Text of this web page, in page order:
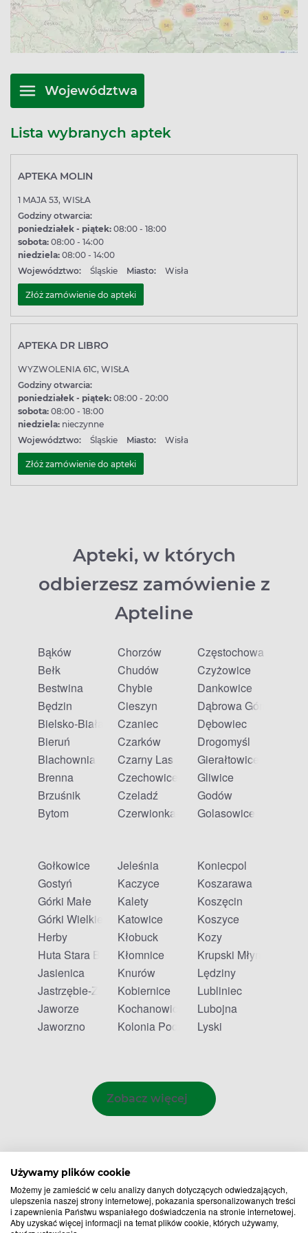
Używamy plików cookie
Możemy je zamieścić w celu analizy danych dotyczących odwiedzających,
ulepszenia naszej strony internetowej, pokazania spersonalizowanych treści
i zapewnienia Państwu wspaniałego doświadczenia na stronie internetowej.
Aby uzyskać więcej informacji na temat plików cookie, których używamy,
w ciągu 24h od zamówienia będziesz mógł cieszyć się z
wybranych produktów. Dostawa do apteki w Wiśle jest
bezpłatna bez względu na wielkość zamówienia. Na
Sprawdź adresy i godziny otwarcia aptek w Wiśle, które
współpracują z Apteline.pl. Zapomnij o niewygodzie i
Województwa
Lista wybranych aptek
APTEKA MOLIN
1 MAJA 53, WISŁA
Godziny otwarcia:
poniedziałek - piątek: 08:00 - 18:00
sobota: 08:00 - 14:00
niedziela: 08:00 - 14:00
Województwo:
Śląskie Miasto: Wisła
Złóż zamówienie do apteki
APTEKA DR LIBRO
WYZWOLENIA 61C, WISŁA
Godziny otwarcia:
poniedziałek - piątek: 08:00 - 20:00
sobota: 08:00 - 18:00
niedziela: nieczynne
Województwo:
Śląskie Miasto: Wisła
Złóż zamówienie do apteki
Apteki, w których
odbierzesz zamówienie z
Apteline
Bąków
Bełk
Bestwina
Będzin
Bielsko-Biała
Bieruń
Blachownia
Brenna
Brzuśnik
Bytom
Chorzów
Chudów
Chybie
Cieszyn
Czaniec
Czarków
Czarny Las
Czechowice-Dziedzice
Czeladź
Czerwionka-Leszczyny
Częstochowa
Czyżowice
Dankowice
Dąbrowa Górnicza
Dębowiec
Drogomyśl
Gierałtowice
Gliwice
Godów
Golasowice
Gołkowice
Gostyń
Górki Małe
Górki Wielkie
Herby
Huta Stara B
Jasienica
Jastrzębie-Zdrój
Jaworze
Jaworzno
Jeleśnia
Kaczyce
Kalety
Katowice
Kłobuck
Kłomnice
Knurów
Kobiernice
Kochanowice
Kolonia Poczesna
Koniecpol
Koszarawa
Koszęcin
Koszyce
Kozy
Krupski Młyn
Lędziny
Lubliniec
Lubojna
Lyski
Zobacz więcej